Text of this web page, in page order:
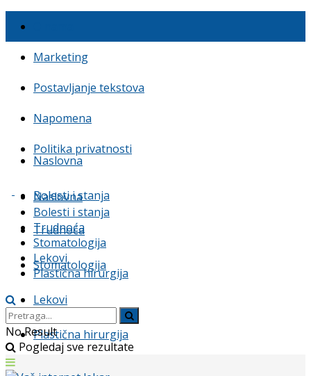
Marketing
Postavljanje tekstova
Napomena
Politika privatnosti
Naslovna
Bolesti i stanja
Trudnoća
Stomatologija
Lekovi
Plastična hirurgija
Naslovna
Bolesti i stanja
Trudnoća
Stomatologija
Lekovi
Plastična hirurgija
No Result
Pogledaj sve rezultate